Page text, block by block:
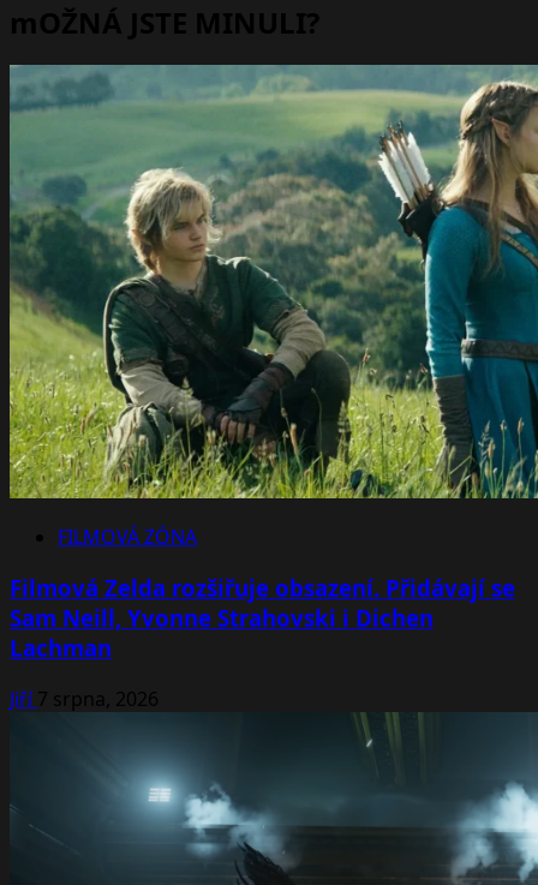
mOŽNÁ JSTE MINULI?
FILMOVÁ ZÓNA
Filmová Zelda rozšiřuje obsazení. Přidávají se
Sam Neill, Yvonne Strahovski i Dichen
Lachman
Jiří7 srpna, 2026